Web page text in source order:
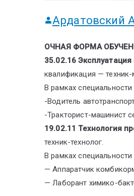
Ардатовский
ОЧНАЯ ФОРМА
35.02.16
квалификация — техник-
В рамках
-Водитель
-Тракторист-машинист
19.02.11 Технология
техник-технолог.
В рамках
— Аппаратчик
— Лаборант химико-